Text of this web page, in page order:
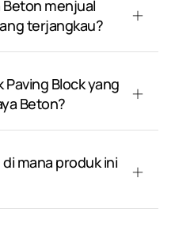
Beton menjual
terjangkau?
Block yang
Beton?
mana produk ini